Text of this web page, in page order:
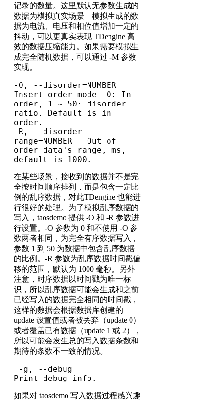
记录的数量。这里默认无参数生成的
数据为模拟真实场景，模拟生成的数
据为电流、电压和相位值增加一定的
抖动，可以更真实表现 TDengine 高
效的数据压缩能力。如果需要模拟生
成完全随机数据，可以通过 -M 参数
实现。
-O, --disorder=NUMBER
Insert order mode--0: In
order, 1 ~ 50: disorder
ratio. Default is in
order.
-R, --disorder-
range=NUMBER   Out of
order data's range, ms,
default is 1000.
在某些场景，接收到的数据并不是完
全按时间顺序排列，而是包含一定比
例的乱序数据，对此TDengine 也能进
行很好的处理。为了模拟乱序数据的
写入，taosdemo 提供 -O 和 -R 参数进
行设置。-O 参数为 0 和不使用 -O 参
数两者相同，为完全有序数据写入，
参数 1 到 50 为数据中包含乱序数据
的比例。-R 参数为乱序数据时间戳偏
移的范围，默认为 1000 毫秒。另外
注意，时序数据以时间戳为唯一标
识，所以乱序数据可能会生成和之前
已经写入的数据完全相同的时间戳，
这样的数据会根据数据库创建的
update 设置值或者被丢弃（update 0）
或者覆盖已有数据（update 1 或 2），
所以可能会发生总的写入数据条数和
期待的条数不一致的情况。
Print debug info.
如果对 taosdemo 写入数据过程感兴趣